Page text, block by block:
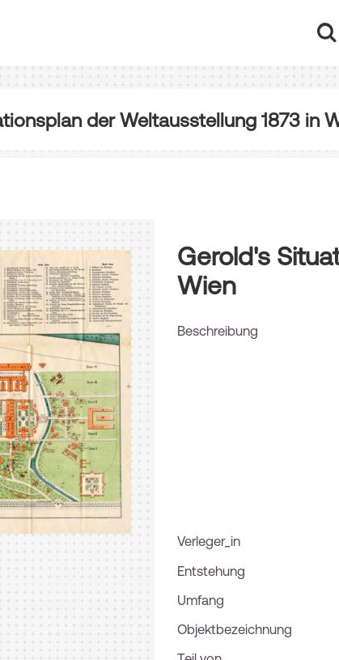
der Weltausstellung 1873 in
Gerold's
Wien
Beschreibung
Verleger_in
Entstehung
Umfang
Objektbezeichnung